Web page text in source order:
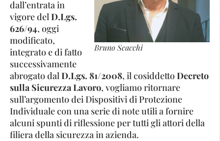
Bruno Scacchi
dall’entrata in
vigore del D.Lgs.
626/94, oggi
modificato,
integrato e di fatto
successivamente
abrogato dal D.Lgs. 81/2008, il cosiddettoDecreto
sulla Sicurezza Lavoro, vogliamo ritornare
sull’argomento dei Dispositivi di Protezione
Individuale con una serie di note utili a fornire
alcuni spunti di riflessione per tutti gli attori della
filiera della sicurezza in azienda.